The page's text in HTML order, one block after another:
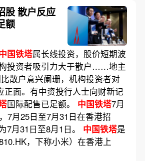
股 散户反应
额
国铁塔属长线投资，股价短期波
投资者吸引力大于散户……地主
散户意兴阑珊，机构投资者对
正面。有中资投行人士向财新记
国际配售已足额。 中国铁塔7月
7月25日至7月31日在香港招
7月31日至8月1日。 中国铁塔是
，下称小米）在香港上